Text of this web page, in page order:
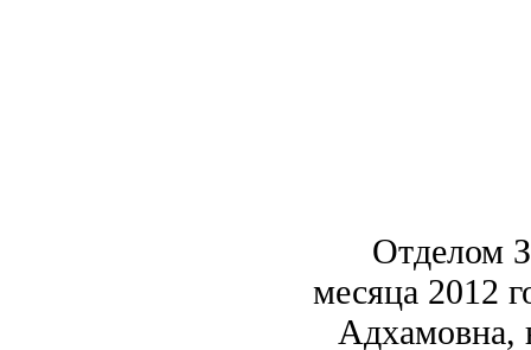
Отделом
месяца 2012
Адхамовна,